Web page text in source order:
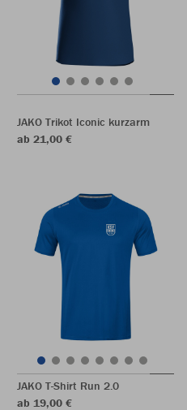
JAKO Trikot Iconic kurzarm
ab 21,00 €
JAKO T-Shirt Run 2.0
ab 19,00 €